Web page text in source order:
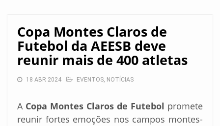
Copa Montes Claros de
Futebol da AEESB deve
reunir mais de 400 atletas
18 ABR 2024 EVENTOS, NOTÍCIAS
A Copa Montes Claros de Futebol promete
reunir fortes emoções nos campos montes-